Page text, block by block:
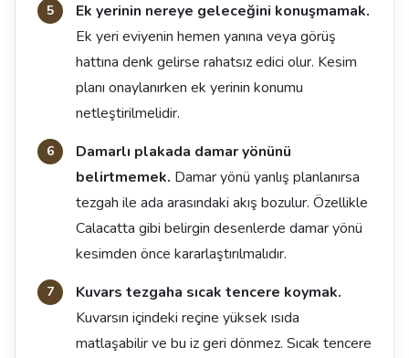
Ek yerinin nereye geleceğini konuşmamak.
Ek yeri eviyenin hemen yanına veya görüş
hattına denk gelirse rahatsız edici olur. Kesim
planı onaylanırken ek yerinin konumu
netleştirilmelidir.
Damarlı plakada damar yönünü
belirtmemek. Damar yönü yanlış planlanırsa
tezgah ile ada arasındaki akış bozulur. Özellikle
Calacatta gibi belirgin desenlerde damar yönü
kesimden önce kararlaştırılmalıdır.
Kuvars tezgaha sıcak tencere koymak.
Kuvarsın içindeki reçine yüksek ısıda
matlaşabilir ve bu iz geri dönmez. Sıcak tencere